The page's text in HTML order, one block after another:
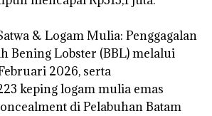
& Logam Mulia: Penggagalan
Bening Lobster (BBL) melalui
2026, serta
keping logam mulia emas
di Pelabuhan Batam